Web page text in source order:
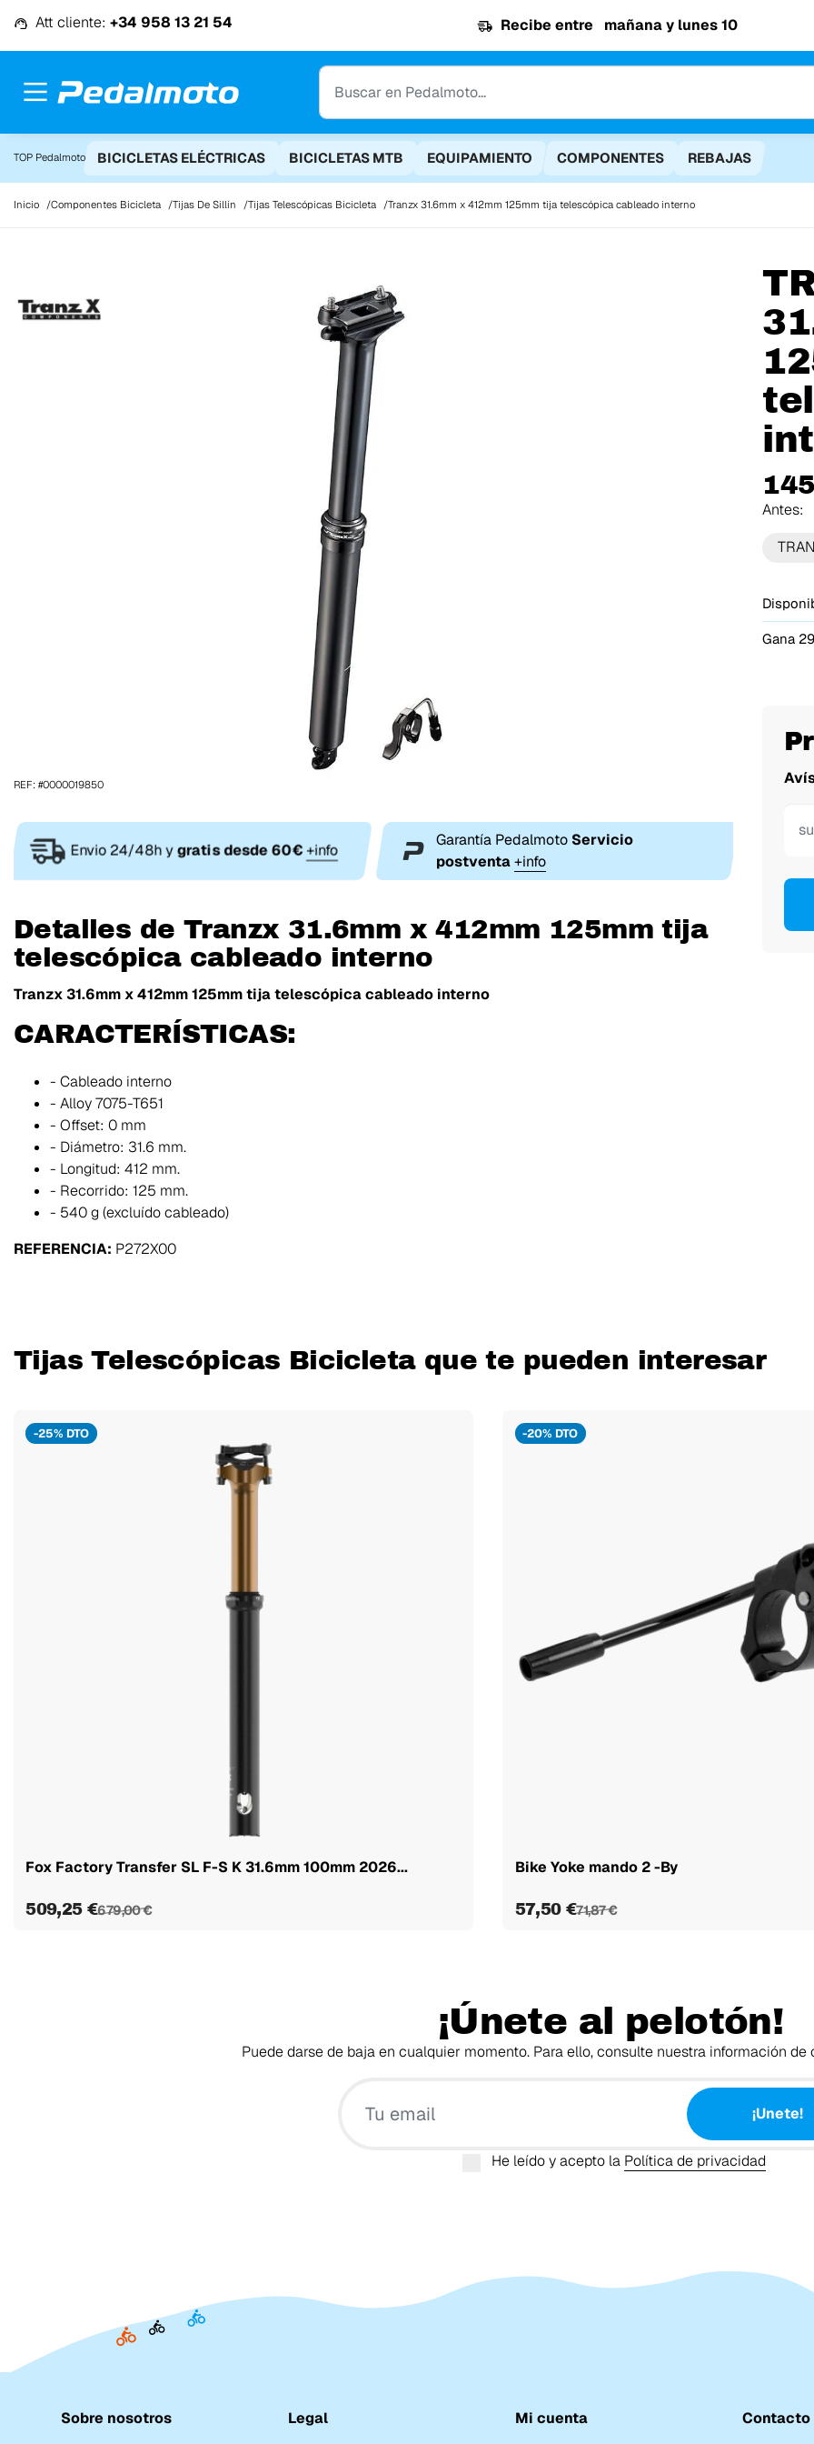
Att cliente: +34 958 13 21 54 Recibe entre mañana y lunes 10
TOP Pedalmoto BICICLETAS ELÉCTRICAS BICICLETAS MTB EQUIPAMIENTO COMPONENTES REBAJAS
Inicio Componentes Bicicleta Tijas De Sillín Tijas Telescópicas Bicicleta Tranzx 31.6mm x 412mm 125mm tija telescópica cableado interno
Antes:
Gana
REF: #0000019850
Envio 24/48h ygratis desde 60€ +info
Garantía Pedalmoto Servicio
postventa +info
Detalles de Tranzx 31.6mm x 412mm 125mm tija
telescópica cableado interno
Tranzx 31.6mm x 412mm 125mm tija telescópica cableado interno
CARACTERÍSTICAS:
- Cableado interno
- Alloy 7075-T651
- Offset: 0 mm
- Diámetro: 31.6 mm.
- Longitud: 412 mm.
- Recorrido: 125 mm.
- 540 g (excluído cableado)
REFERENCIA: P272X00
Tijas Telescópicas Bicicleta que te pueden interesar
-25% DTO
Fox Factory Transfer SL F-S K 31.6mm 100mm 2026...
509,25 €679,00 €
-20% DTO
Bike Yoke mando 2 -By
57,50 €71,87 €
¡Únete al pelotón!
Puede darse de baja en cualquier momento. Para ello, consulte nuestra información
¡Unete!
He leído y acepto la Política de privacidad
Sobre nosotros
Legal
Mi cuenta
Contacto